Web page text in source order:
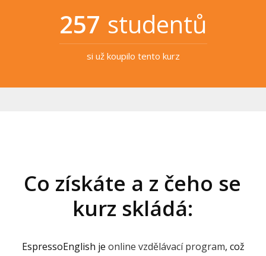
257 studentů
si už koupilo tento kurz
Co získáte a z čeho se
kurz skládá:
EspressoEnglish je online vzdělávací program, což